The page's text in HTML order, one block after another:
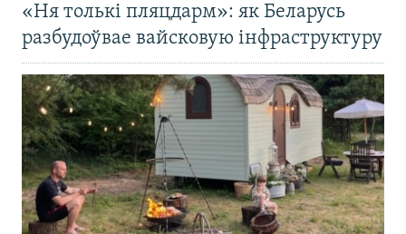
«Ня толькі пляцдарм»: як Беларусь
разбудоўвае вайсковую інфраструктуру